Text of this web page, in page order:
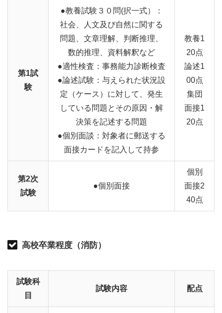
第1試
験
●教養試験３０問(択一式）：
社会、人文及び自然に関する
問題、文章理解、判断推理、
数的推理、資料解釈など
●適性検査：事務能力診断検査
●論述試験：与えられた状況設
定（ケース）に対して、発生
している問題とその原因・解
決策を記述する問題
●個別面談：対象者に郵送する
面接カードを記入して持参
教養1
20点
論述1
00点
集団
面接1
20点
第2次
試験
●個別面接
個別
面接2
40点
高校卒業程度（消防）
試験科
目
試験内容 配点